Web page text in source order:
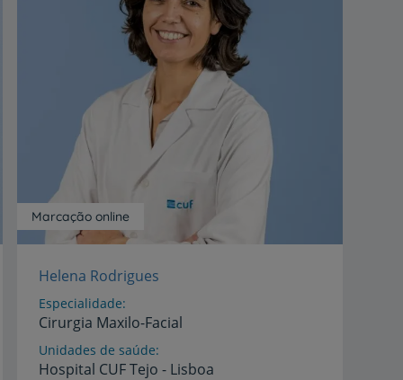
Marcação online
Helena Rodrigues
Especialidade
Cirurgia Maxilo-Facial
Unidades de saúde
Hospital CUFTejo - Lisboa